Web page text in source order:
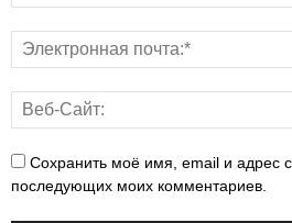
Сохранить моё имя, email и адрес
последующих моих комментариев.